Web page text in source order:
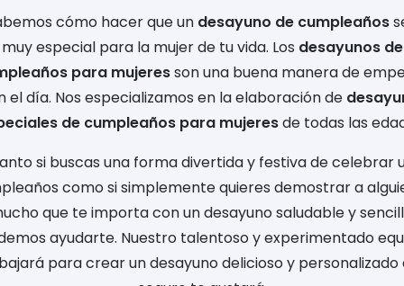
cómo hacer que un desayuno de cumpleaños
muy especial para la mujer de tu vida. Los desayunos de
para mujeresson una buena manera de
el día. Nos especializamos en la elaboración de
de cumpleaños para mujeresde todas las
si buscas una forma divertida y festiva de celebrar
como si simplemente quieres demostrar a
que te importa con un desayuno saludable y
ayudarte. Nuestro talentoso y experimentado
para crear un desayuno delicioso y personalizado